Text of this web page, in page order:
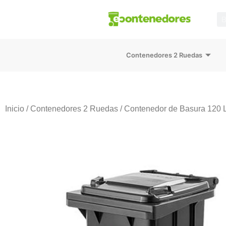
Contenedores 2 Ruedas
Inicio / Contenedores 2 Ruedas / Contenedor de Basura 120